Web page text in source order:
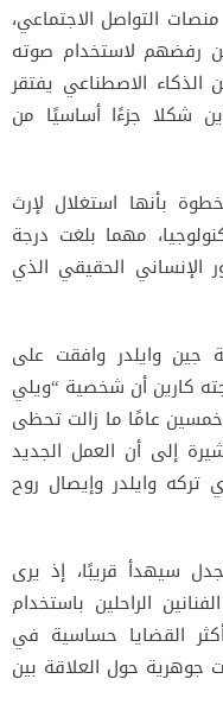
التواصل الاجتماعي،
رفضهم لاستخدام صوته
الذكاء الاصطناعي يفتقر
شكلا جزءًا أساسيًا من
بأنها استغلال لإرث
مهما بلغت درجة
الإنساني الحقيقي الذي
جين وايلدر وافقت على
كارين أن شخصية “ويلي
عامًا ما زالت تحظى
إلى أن العمل الجديد
تركه وايلدر وإيصال روح
سيهدأ قريبًا، إذ يرى
الراحلين باستخدام
القضايا حساسية في
جوهرية حول العلاقة بين